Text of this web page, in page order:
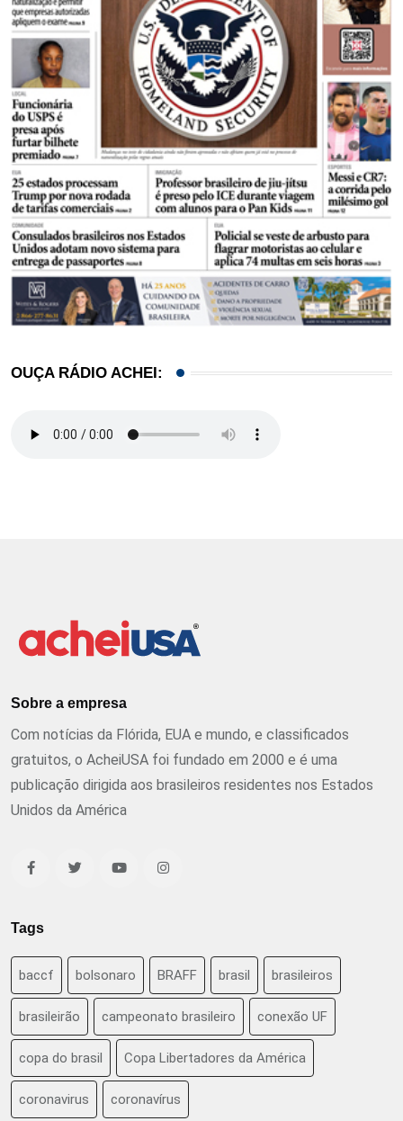
OUÇA RÁDIO ACHEI:
Sobre a empresa
Com notícias da Flórida, EUA e mundo, e classificados
gratuitos, o AcheiUSA foi fundado em 2000 e é uma
publicação dirigida aos brasileiros residentes nos Estados
Unidos da América
Tags
baccf bolsonaro BRAFF brasil brasileiros
brasileirão campeonato brasileiro conexão UF
copa do brasil Copa Libertadores da América
coronavirus coronavírus